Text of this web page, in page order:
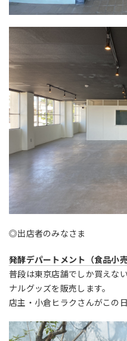
◎出店者のみなさま
発酵デパートメント（食品小
普段は東京店舗でしか買えな
ナルグッズを販売します。
店主・小倉ヒラクさんがこの